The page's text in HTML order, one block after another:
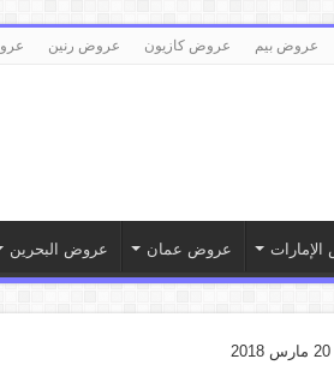
عروض بيم عروض كازيون عروض رنين
عروض عمان عروض البحرين